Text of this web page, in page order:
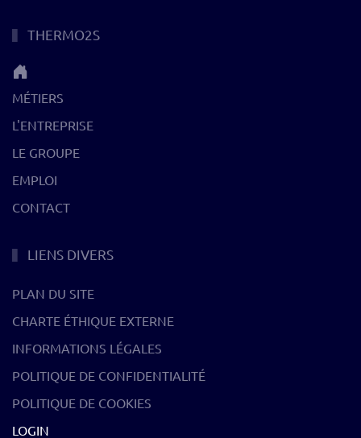
THERMO2S
MÉTIERS
L'ENTREPRISE
LE GROUPE
EMPLOI
CONTACT
LIENS DIVERS
PLAN DU SITE
CHARTE ÉTHIQUE EXTERNE
INFORMATIONS LÉGALES
POLITIQUE DE CONFIDENTIALITÉ
POLITIQUE DE COOKIES
LOGIN